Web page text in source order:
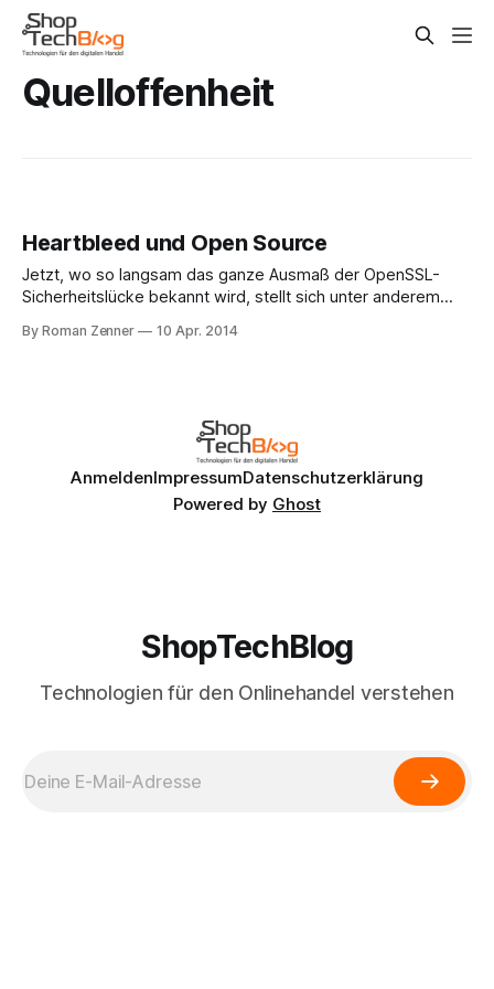
Quelloffenheit
Heartbleed und Open Source
Jetzt, wo so langsam das ganze Ausmaß der OpenSSL-
Sicherheitslücke bekannt wird, stellt sich unter anderem
Quelloffenheit von Programmcode erscheinen lässt. Da wir
By Roman Zenner 10 Apr. 2014
AnmeldenImpressumDatenschutzerklärung
Powered by Ghost
ShopTechBlog
Technologien für den Onlinehandel verstehen